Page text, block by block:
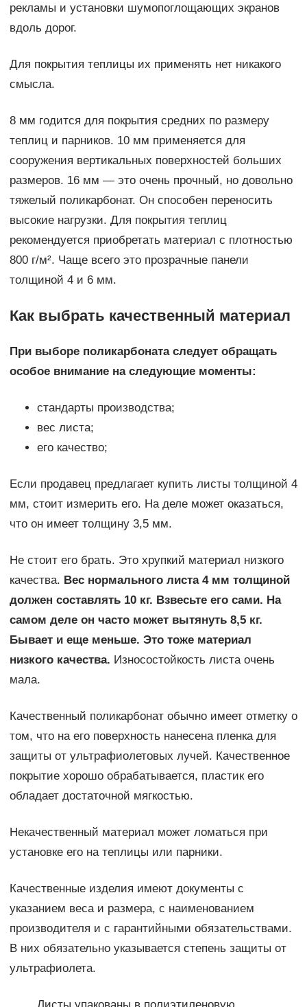
рекламы и установки шумопоглощающих экранов
вдоль дорог.
Для покрытия теплицы их применять нет никакого
смысла.
8 мм годится для покрытия средних по размеру
теплиц и парников. 10 мм применяется для
сооружения вертикальных поверхностей больших
размеров. 16 мм — это очень прочный, но довольно
тяжелый поликарбонат. Он способен переносить
высокие нагрузки. Для покрытия теплиц
рекомендуется приобретать материал с плотностью
800 г/м². Чаще всего это прозрачные панели
толщиной 4 и 6 мм.
Как выбрать качественный материал
При выборе поликарбоната следует обращать
особое внимание на следующие моменты:
стандарты производства;
вес листа;
его качество;
Если продавец предлагает купить листы толщиной 4
мм, стоит измерить его. На деле может оказаться,
что он имеет толщину 3,5 мм.
Не стоит его брать. Это хрупкий материал низкого
качества. Вес нормального листа 4 мм толщиной
должен составлять 10 кг. Взвесьте его сами. На
самом деле он часто может вытянуть 8,5 кг.
Бывает и еще меньше. Это тоже материал
низкого качества. Износостойкость листа очень
мала.
Качественный поликарбонат обычно имеет отметку о
том, что на его поверхность нанесена пленка для
защиты от ультрафиолетовых лучей. Качественное
покрытие хорошо обрабатывается, пластик его
обладает достаточной мягкостью.
Некачественный материал может ломаться при
установке его на теплицы или парники.
Качественные изделия имеют документы с
указанием веса и размера, с наименованием
производителя и с гарантийными обязательствами.
В них обязательно указывается степень защиты от
ультрафиолета.
Листы упакованы в полиэтиленовую